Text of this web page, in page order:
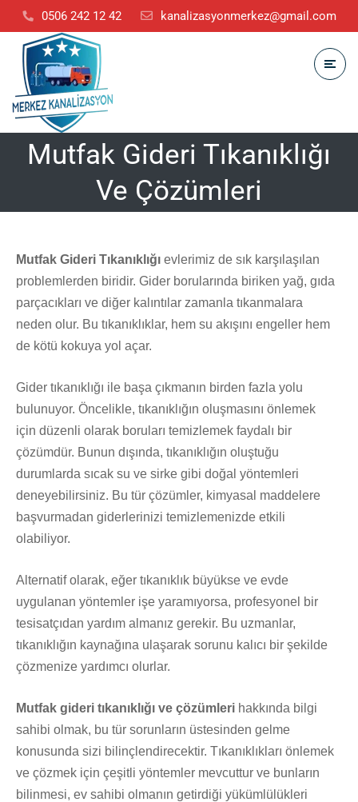
0506 242 12 42 kanalizasyonmerkez@gmail.com
Mutfak Gideri Tıkanıklığı
Ve Çözümleri
Mutfak Gideri Tıkanıklığı evlerimiz de sık karşılaşılan
problemlerden biridir. Gider borularında biriken yağ, gıda
parçacıkları ve diğer kalıntılar zamanla tıkanmalara
neden olur. Bu tıkanıklıklar, hem su akışını engeller hem
de kötü kokuya yol açar.
Gider tıkanıklığı ile başa çıkmanın birden fazla yolu
bulunuyor. Öncelikle, tıkanıklığın oluşmasını önlemek
için düzenli olarak boruları temizlemek faydalı bir
çözümdür. Bunun dışında, tıkanıklığın oluştuğu
durumlarda sıcak su ve sirke gibi doğal yöntemleri
deneyebilirsiniz. Bu tür çözümler, kimyasal maddelere
başvurmadan giderlerinizi temizlemenizde etkili
olabiliyor.
Alternatif olarak, eğer tıkanıklık büyükse ve evde
uygulanan yöntemler işe yaramıyorsa, profesyonel bir
tesisatçıdan yardım almanız gerekir. Bu uzmanlar,
tıkanıklığın kaynağına ulaşarak sorunu kalıcı bir şekilde
çözmenize yardımcı olurlar.
Mutfak gideri tıkanıklığı ve çözümleri hakkında bilgi
sahibi olmak, bu tür sorunların üstesinden gelme
konusunda sizi bilinçlendirecektir. Tıkanıklıkları önlemek
ve çözmek için çeşitli yöntemler mevcuttur ve bunların
bilinmesi, ev sahibi olmanın getirdiği yükümlülükleri